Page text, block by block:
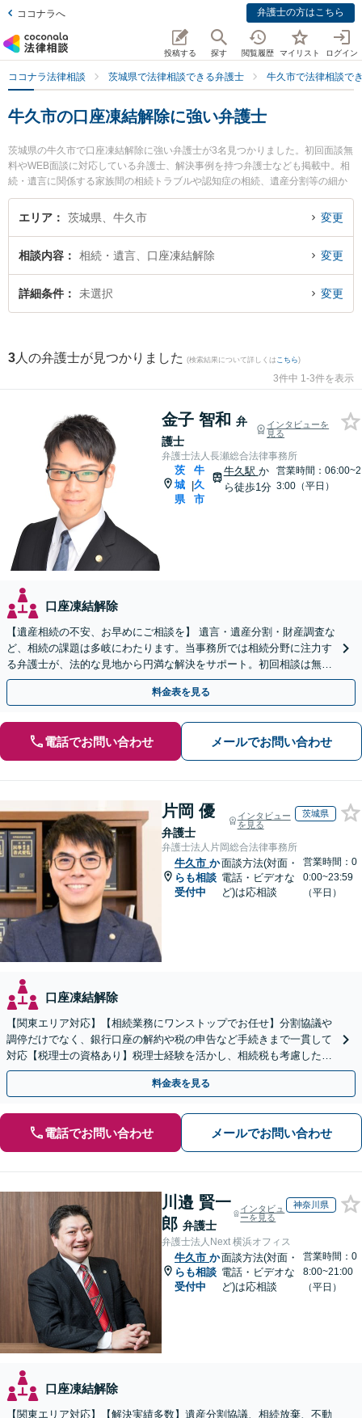
ココナラへ 弁護士の方はこちら
投稿する 探す 閲覧履歴 マイリスト ログイン
ココナラ法律相談 茨城県で法律相談できる弁護士 牛久市で法律相談で
牛久市の口座凍結解除に強い弁護士
茨城県の牛久市で口座凍結解除に強い弁護士が3名見つかりました。初回面談無
料やWEB面談に対応している弁護士、解決事例を持つ弁護士なども掲載中。相
続・遺言に関係する家族間の相続トラブルや認知症の相続、遺産分割等の細か
な分野での絞り込み検索もでき便利です。特に弁護士法人長瀬総合法律事務所
の金子 智和弁護士や弁護士法人長瀬総合法律事務所の桑名 祥雅弁護士、弁護士
発生した口座凍結解除のトラブルを今すぐに弁護士に相談したい』『口座凍結
解除のトラブル解決の実績豊富な近くの弁護士を検索したい』『初回相談無料
で口座凍結解除を法律相談できる牛久市内の弁護士に相談予約したい』などで
エリア 茨城県、牛久市 変更
相談内容 相続・遺言、口座凍結解除 変更
詳細条件 未選択 変更
3 人の弁護士が見つかりました (検索結果について詳しくは こちら)
3件中 1-3件を表示
金子 智和 弁
護士
インタビューを
見る
弁護士法人長瀬総合法律事務所
茨
城
県
|
牛
久
市
牛久駅 か
ら徒歩1分
営業時間：06:00~2
3:00（平日）
口座凍結解除
【遺産相続の不安、お早めにご相談を】 遺言・遺産分割・財産調査な
ど、相続の課題は多岐にわたります。当事務所では相続分野に注力す
る弁護士が、法的な見地から円満な解決をサポート。初回相談は無料
（予約制）です。まずは現状の整理から始めませんか？
料金表を見る
電話でお問い合わせ メールでお問い合わせ
片岡 優
弁護士
インタビュー
を見る
茨城県
弁護士法人片岡総合法律事務所
牛久市 か
らも相談
受付中
面談方法(対面・
電話・ビデオな
ど)は応相談
営業時間：0
0:00~23:59
（平日）
口座凍結解除
【関東エリア対応】【相続業務にワンストップでお任せ】分割協議や
調停だけでなく、銀行口座の解約や税の申告など手続きまで一貫して
対応【税理士の資格あり】税理士経験を活かし、相続税も考慮した相
続手続きもお任せください【初回相談無料】生前贈与も対応
料金表を見る
電話でお問い合わせ メールでお問い合わせ
川邉 賢一
郎 弁護士
インタビュ
ーを見る
神奈川県
弁護士法人Next 横浜オフィス
牛久市 か
らも相談
受付中
面談方法(対面・
電話・ビデオな
ど)は応相談
営業時間：0
8:00~21:00
（平日）
口座凍結解除
【関東エリア対応】【解決実績多数】遺産分割協議、相続放棄、不動